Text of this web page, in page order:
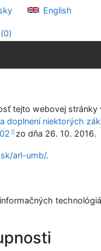
English
0)
tejto webovej
doplnení niektorých
zo dňa 26. 10. 2016.
arl-umb/.